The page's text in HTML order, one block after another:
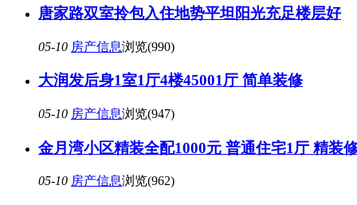
唐家路双室拎包入住地势平坦阳光充足楼层好
05-10 房产信息浏览(990)
大润发后身1室1厅4楼45001厅 简单装修
05-10 房产信息浏览(947)
金月湾小区精装全配1000元 普通住宅1厅 精装
05-10 房产信息浏览(962)